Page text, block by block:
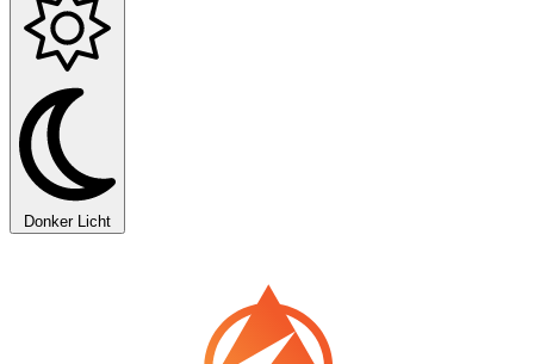
Donker Licht